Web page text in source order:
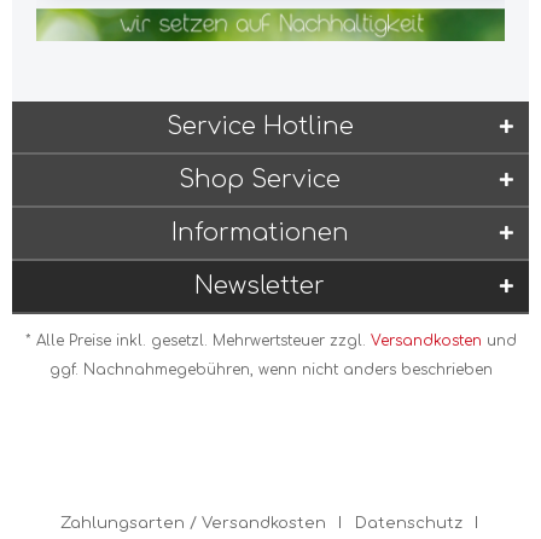
Service Hotline
Shop Service
Informationen
Newsletter
* Alle Preise inkl. gesetzl. Mehrwertsteuer zzgl. Versandkosten und
ggf. Nachnahmegebühren, wenn nicht anders beschrieben
Zahlungsarten / Versandkosten Datenschutz